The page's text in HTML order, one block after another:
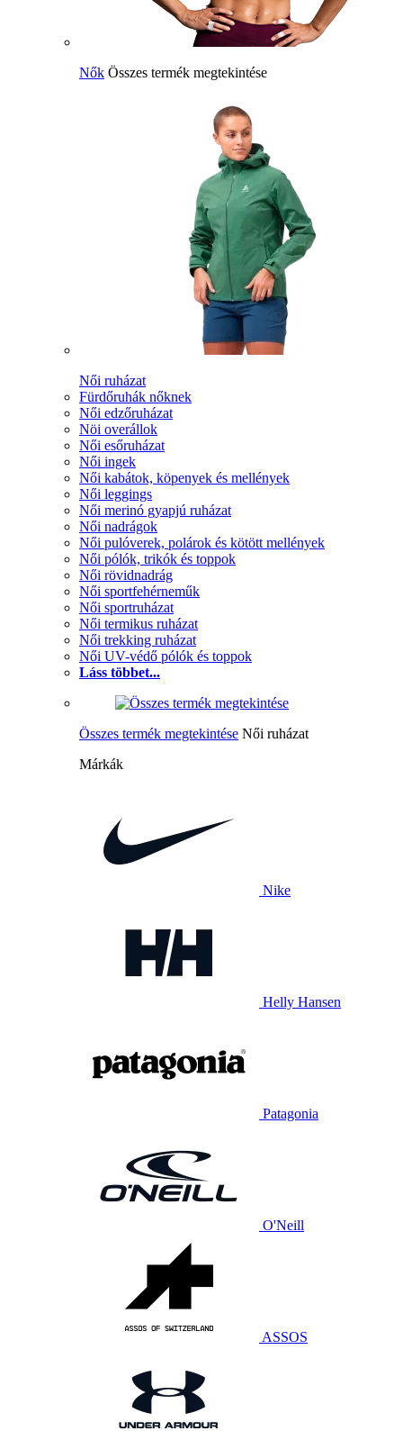
Nők Összes termék megtekintése
Női ruházat
Fürdőruhák nőknek
Női edzőruházat
Nöi overállok
Női esőruházat
Női ingek
Női kabátok, köpenyek és mellények
Női leggings
Női merinó gyapjú ruházat
Női nadrágok
Női pulóverek, polárok és kötött mellények
Női pólók, trikók és toppok
Női rövidnadrág
Női sportfehérneműk
Női sportruházat
Női termikus ruházat
Női trekking ruházat
Női UV-védő pólók és toppok
Láss többet...
Összes termék megtekintése Női ruházat
Márkák
Nike
Helly Hansen
Patagonia
O'Neill
ASSOS